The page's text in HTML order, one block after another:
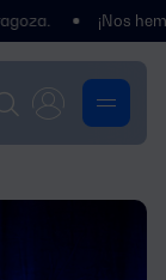
¡Nos hemos